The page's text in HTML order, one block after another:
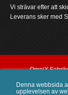
Denna webbsida
upplevelsen av
Vi strävar efter att
Leverans sker med
OmniX